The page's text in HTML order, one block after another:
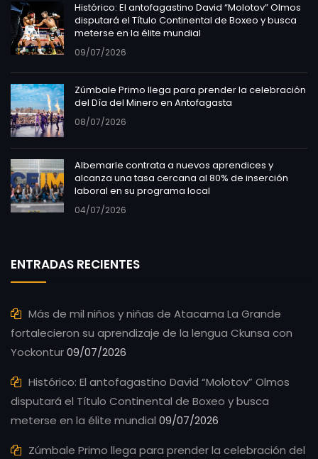
Histórico: El antofagastino David “Molotov” Olmos
disputará el Título Continental de Boxeo y busca
meterse en la élite mundial
09/07/2026
Zúmbale Primo llega para prender la celebración
del Día del Minero en Antofagasta
08/07/2026
Albemarle contrata a nuevos aprendices y
alcanza una tasa cercana al 80% de inserción
laboral en su programa local
04/07/2026
ENTRADAS RECIENTES
Más de mil niños y niñas de Atacama La Grande
fortalecieron su aprendizaje de la lengua Ckunsa con
Yockontur09/07/2026
Histórico: El antofagastino David “Molotov” Olmos
disputará el Título Continental de Boxeo y busca
meterse en la élite mundial 09/07/2026
Zúmbale Primo llega para prender la celebración del